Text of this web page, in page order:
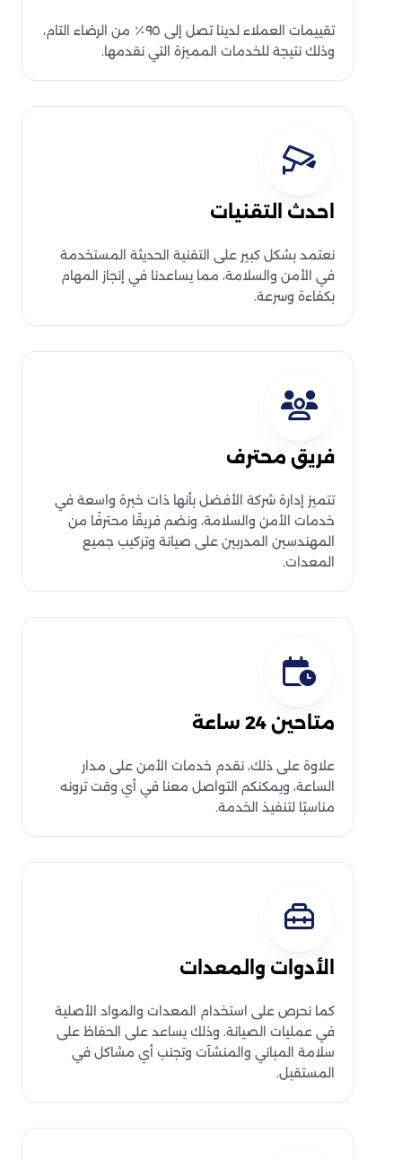
تقييمات العملاء لدينا تصل إلى ٩٥٪ من الرضاء التام،
وذلك نتيجة للخدمات المميزة التي نقدمها.
احدث التقنيات
نعتمد بشكل كبير على التقنية الحديثة المستخدمة
في الأمن والسلامة، مما يساعدنا في إنجاز المهام
بكفاءة وسرعة.
فريق محترف
تتميز إدارة شركة الأفضل بأنها ذات خبرة واسعة في
خدمات الأمن والسلامة، ونضم فريقًا محترفًا من
المهندسين المدربين على صيانة وتركيب جميع
المعدات.
متاحين 24 ساعة
علاوة على ذلك، نقدم خدمات الأمن على مدار
الساعة، ويمكنكم التواصل معنا في أي وقت ترونه
مناسبًا لتنفيذ الخدمة.
الأدوات والمعدات
كما نحرص على استخدام المعدات والمواد الأصلية
في عمليات الصيانة. وذلك يساعد على الحفاظ على
سلامة المباني والمنشآت وتجنب أي مشاكل في
المستقبل.